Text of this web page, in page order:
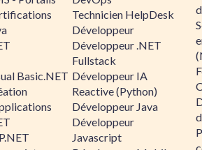
Basic.NET
Technicien HelpDesk
Développeur
Développeur .NET
Fullstack
Développeur IA
Reactive (Python)
Développeur Java
Développeur
Javascript